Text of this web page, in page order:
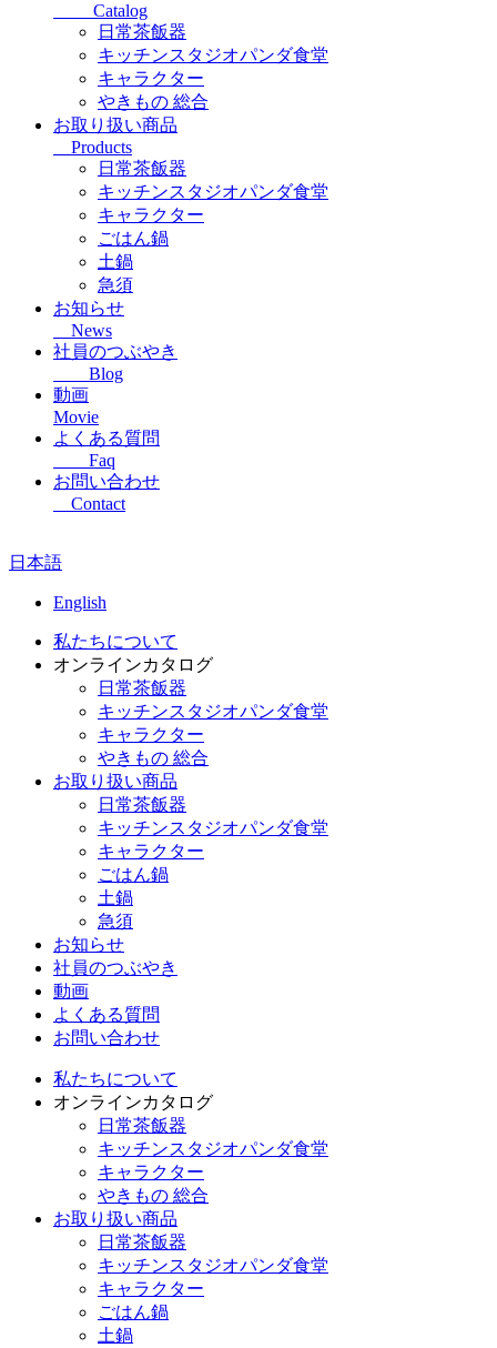
Catalog
日常茶飯器
キッチンスタジオパンダ食堂
キャラクター
やきもの 総合
お取り扱い商品
Products
日常茶飯器
キッチンスタジオパンダ食堂
キャラクター
ごはん鍋
土鍋
急須
お知らせ
News
社員のつぶやき
Blog
動画
Movie
よくある質問
Faq
お問い合わせ
Contact
日本語
English
私たちについて
オンラインカタログ
日常茶飯器
キッチンスタジオパンダ食堂
キャラクター
やきもの 総合
お取り扱い商品
日常茶飯器
キッチンスタジオパンダ食堂
キャラクター
ごはん鍋
土鍋
急須
お知らせ
社員のつぶやき
動画
よくある質問
お問い合わせ
私たちについて
オンラインカタログ
日常茶飯器
キッチンスタジオパンダ食堂
キャラクター
やきもの 総合
お取り扱い商品
日常茶飯器
キッチンスタジオパンダ食堂
キャラクター
ごはん鍋
土鍋